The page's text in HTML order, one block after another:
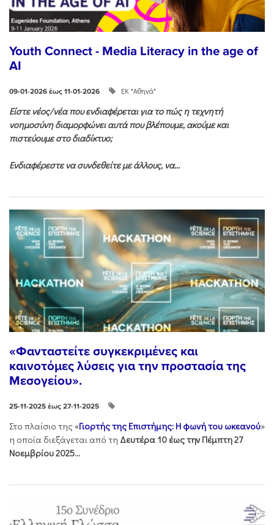
Youth Connect - Media Literacy in the age of
AI
09-01-2026 έως 11-01-2026 ΕΚ "Αθηνά"
Είστε νέος/νέα που ενδιαφέρεται για το πώς η τεχνητή
νοημοσύνη διαμορφώνει αυτά που βλέπουμε, ακούμε και
πιστεύουμε στο διαδίκτυο;
Ενδιαφέρεστε να συνδεθείτε με άλλους, να...
«Φανταστείτε συγκεκριμένες και
καινοτόμες λύσεις για την προστασία της
Μεσογείου».
25-11-2025 έως 27-11-2025
Στo πλαίσιo της «Γιορτής της Επιστήμης: Η φωνή του ωκεανού»
η οποία διεξάγεται από τη Δευτέρα 10 έως την Πέμπτη 27
Νοεμβρίου 2025...